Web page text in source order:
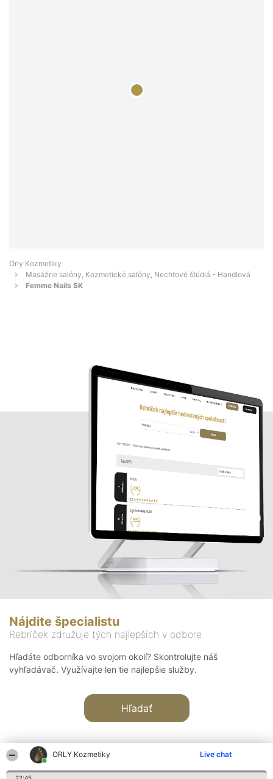
ORLY Kozmetiky Live chat
Orly Kozmetiky
Masážne salóny, Kozmetické salóny, Nechtové štúdiá - Handlová
Femme Nails SK
Nájdite špecialistu
Rebríček združuje tých najlepších v odbore
Hľadáte odborníka vo svojom okolí? Skontrolujte náš
vyhľadávač. Využívajte len tie najlepšie služby.
Hľadať